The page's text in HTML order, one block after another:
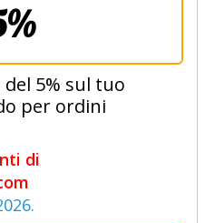
5% sul tuo
per ordini
di